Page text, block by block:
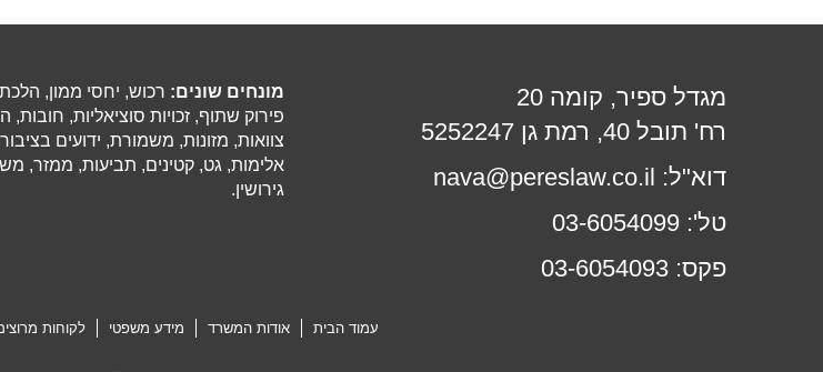
מגדל ספיר, קומה 20
רח' תובל 40, רמת גן 5252247
דוא"ל: nava@pereslaw.co.il
טל': 03-6054099
פקס: 03-6054093
מונחים שונים: רכוש, יחסי ממון,
פירוק שתוף, זכויות סוציאליות, חובות,
צוואות, מזונות, משמורת, ידועים
אלימות, גט, קטינים, תביעות, ממזר,
גירושין.
עמוד הבית אודות המשרד מידע משפטי לקוחות